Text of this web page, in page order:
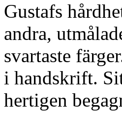
Gustafs
andra,
svartaste
i handskrift.
hertigen